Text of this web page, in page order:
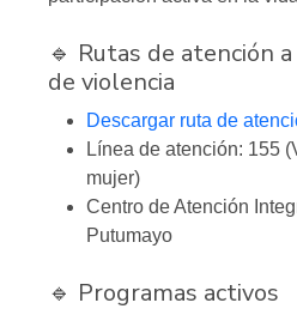
🔹 Rutas de atención
de violencia
Descargar ruta de
Línea de atención: 155
mujer)
Centro de Atención
Putumayo
🔹 Programas activos